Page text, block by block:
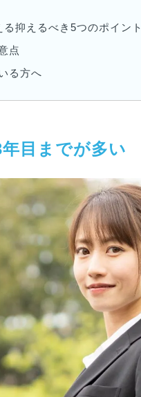
抑えるべき5つのポイント
点
る方へ
年目までが多い